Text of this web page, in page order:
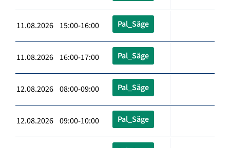
11.08.2026 15:00-16:00 Pal_Säge
11.08.2026 16:00-17:00 Pal_Säge
12.08.2026 08:00-09:00 Pal_Säge
12.08.2026 09:00-10:00 Pal_Säge